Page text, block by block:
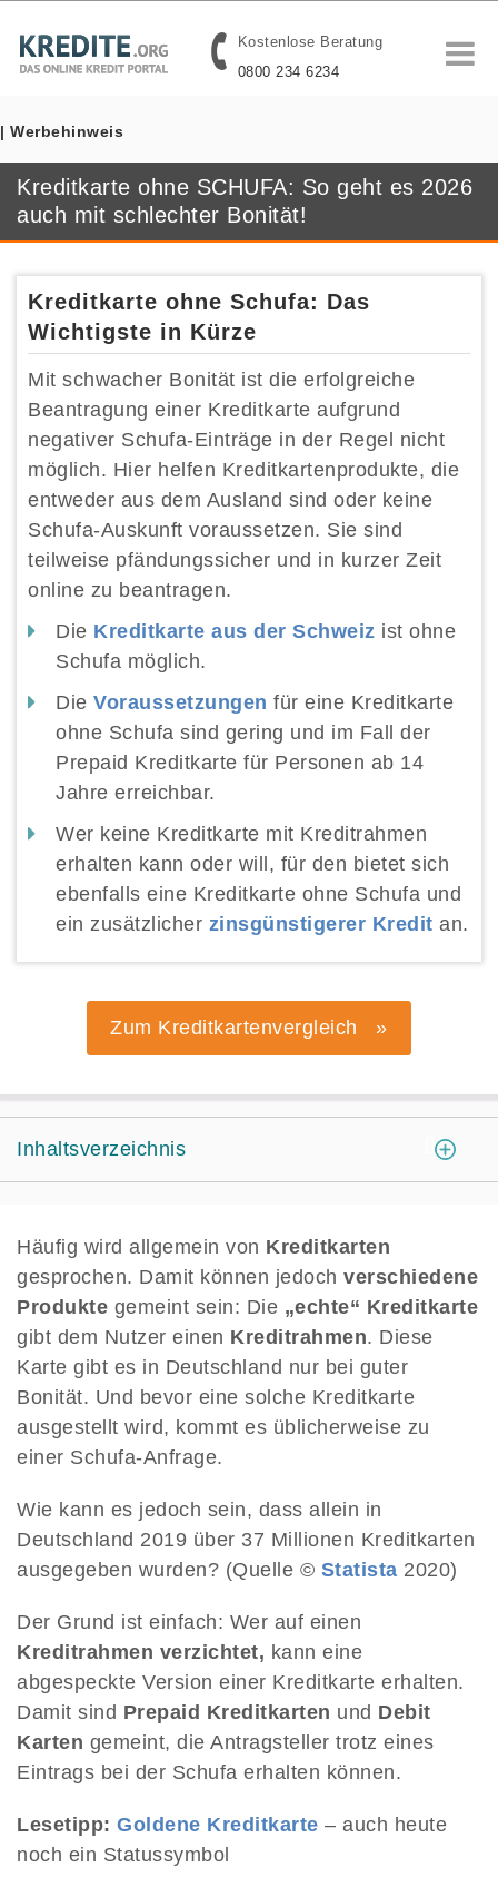
Kostenlose Beratung
0800 234 6234
| Werbehinweis
Kreditkarte ohne SCHUFA: So geht es 2026
auch mit schlechter Bonität!
Kreditkarte ohne Schufa: Das
Wichtigste in Kürze
Mit schwacher Bonität ist die erfolgreiche
Beantragung einer Kreditkarte aufgrund
negativer Schufa-Einträge in der Regel nicht
möglich. Hier helfen Kreditkartenprodukte, die
entweder aus dem Ausland sind oder keine
Schufa-Auskunft voraussetzen. Sie sind
teilweise pfändungssicher und in kurzer Zeit
online zu beantragen.
Die Kreditkarte aus der Schweiz ist ohne
Schufa möglich.
Die Voraussetzungen für eine Kreditkarte
ohne Schufa sind gering und im Fall der
Prepaid Kreditkarte für Personen ab 14
Jahre erreichbar.
Wer keine Kreditkarte mit Kreditrahmen
erhalten kann oder will, für den bietet sich
ebenfalls eine Kreditkarte ohne Schufa und
ein zusätzlicher zinsgünstigerer Kredit an.
Zum Kreditkartenvergleich »
Inhaltsverzeichnis
Häufig wird allgemein von Kreditkarten
gesprochen. Damit können jedoch verschiedene
Produkte gemeint sein: Die „echte“ Kreditkarte
gibt dem Nutzer einen Kreditrahmen. Diese
Karte gibt es in Deutschland nur bei guter
Bonität. Und bevor eine solche Kreditkarte
ausgestellt wird, kommt es üblicherweise zu
einer Schufa-Anfrage.
Wie kann es jedoch sein, dass allein in
Deutschland 2019 über 37 Millionen Kreditkarten
ausgegeben wurden? (Quelle © Statista 2020)
Der Grund ist einfach: Wer auf einen
Kreditrahmen verzichtet, kann eine
abgespeckte Version einer Kreditkarte erhalten.
Damit sind Prepaid Kreditkarten und Debit
Karten gemeint, die Antragsteller trotz eines
Eintrags bei der Schufa erhalten können.
Lesetipp: Goldene Kreditkarte – auch heute
noch ein Statussymbol